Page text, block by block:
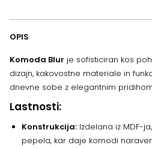
OPIS
Komoda Blur je sofisticiran kos
dizajn, kakovostne materiale in
dnevne sobe z elegantnim
Lastnosti:
Konstrukcija: Izdelana iz MDF-
pepela, kar daje komodi